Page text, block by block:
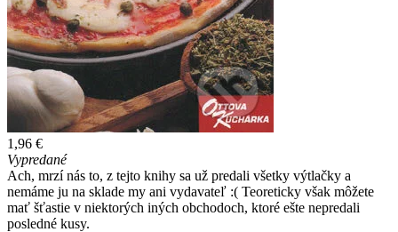
1,96 €
Vypredané
Ach, mrzí nás to, z tejto knihy sa už predali všetky výtlačky a
nemáme ju na sklade my ani vydavateľ :( Teoreticky však môžete
mať šťastie v niektorých iných obchodoch, ktoré ešte nepredali
posledné kusy.